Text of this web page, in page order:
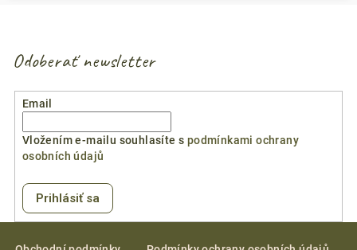
Odoberať newsletter
Email
Vložením e-mailu souhlasíte s podmínkami ochrany
osobních údajů
Prihlásiť sa